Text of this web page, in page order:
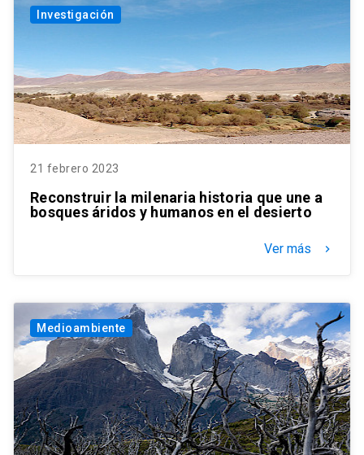
Investigación
21 febrero 2023
Reconstruir la milenaria historia que une a
bosques áridos y humanos en el desierto
Ver más keyboard_arrow_right
Medioambiente